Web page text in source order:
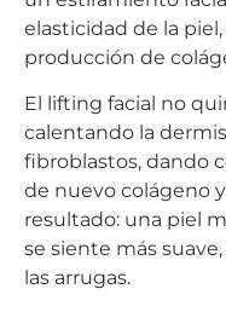
elasticidad de la
producción de
El lifting facial no
calentando la
fibroblastos, dando
de nuevo colágeno
resultado: una piel
se siente más
las arrugas.